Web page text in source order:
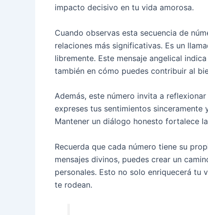
impacto decisivo en tu vida amorosa.
Cuando observas esta secuencia de
relaciones más significativas. Es un
libremente. Este mensaje angelical
también en cómo puedes contribuir al
Además, este número invita a
expreses tus sentimientos
Mantener un diálogo honesto fortalece
Recuerda que cada número tiene su
mensajes divinos, puedes crear un
personales. Esto no solo enriquecerá tu
te rodean.